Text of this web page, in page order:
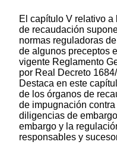
El capítulo V relativo
de recaudación
normas reguladoras
de algunos preceptos
vigente Reglamento
por Real Decreto
Destaca en este
de los órganos de
de impugnación
diligencias de
embargo y la
responsables y